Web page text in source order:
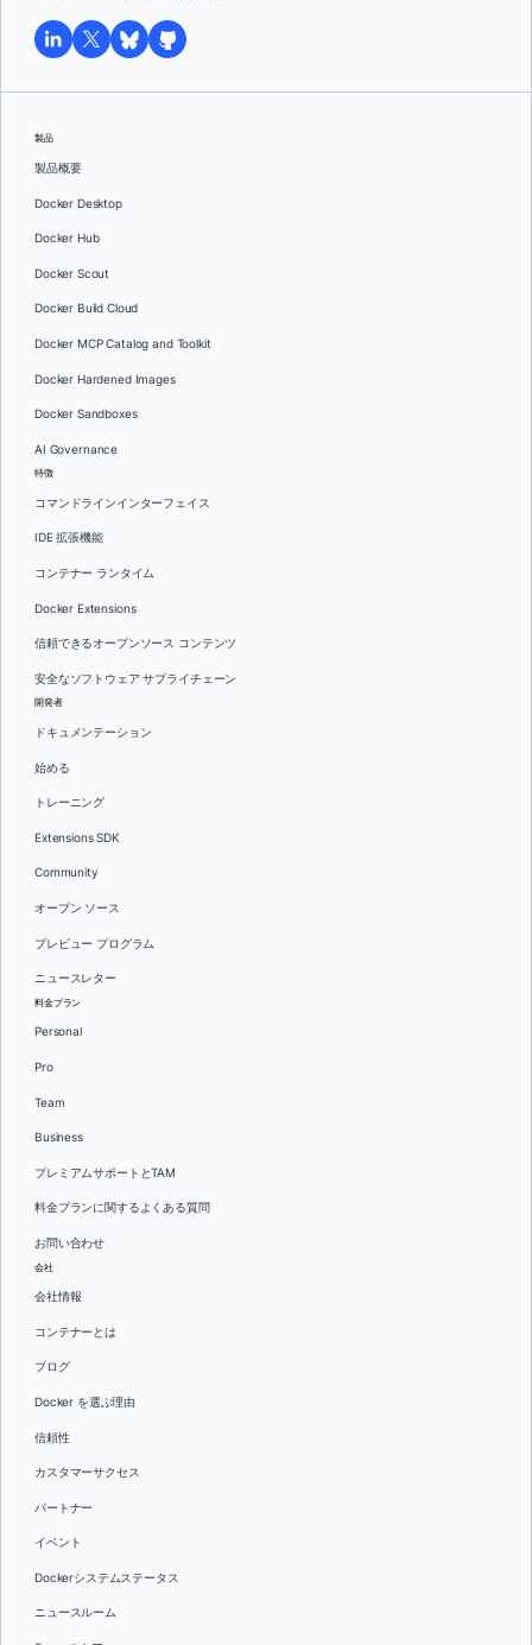
製品
製品概要
Docker Desktop
Docker Hub
Docker Scout
Docker Build Cloud
Docker MCP Catalog and Toolkit
Docker Hardened Images
Docker Sandboxes
AI Governance
特徴
コマンドラインインターフェイス
IDE 拡張機能
コンテナー ランタイム
Docker Extensions
信頼できるオープンソース コンテンツ
安全なソフトウェア サプライチェーン
開発者
ドキュメンテーション
始める
トレーニング
Extensions SDK
Community
オープン ソース
プレビュー プログラム
ニュースレター
料金プラン
Personal
Pro
Team
Business
プレミアムサポートとTAM
料金プランに関するよくある質問
お問い合わせ
会社
会社情報
コンテナーとは
ブログ
Docker を選ぶ理由
信頼性
カスタマーサクセス
パートナー
イベント
Dockerシステムステータス
ニュースルーム